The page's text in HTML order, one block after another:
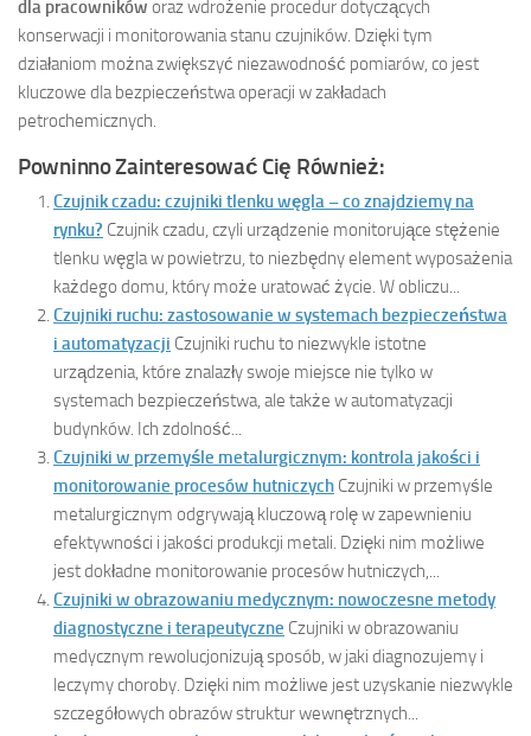
dla pracowników oraz wdrożenie procedur dotyczących
konserwacji i monitorowania stanu czujników. Dzięki tym
działaniom można zwiększyć niezawodność pomiarów, co jest
kluczowe dla bezpieczeństwa operacji w zakładach
petrochemicznych.
Powninno Zainteresować Cię Również:
Czujnik czadu: czujniki tlenku węgla – co znajdziemy na
rynku? Czujnik czadu, czyli urządzenie monitorujące stężenie
tlenku węgla w powietrzu, to niezbędny element wyposażenia
każdego domu, który może uratować życie. W obliczu...
Czujniki ruchu: zastosowanie w systemach bezpieczeństwa
i automatyzacji Czujniki ruchu to niezwykle istotne
urządzenia, które znalazły swoje miejsce nie tylko w
systemach bezpieczeństwa, ale także w automatyzacji
budynków. Ich zdolność...
Czujniki w przemyśle metalurgicznym: kontrola jakości i
monitorowanie procesów hutniczych Czujniki w przemyśle
metalurgicznym odgrywają kluczową rolę w zapewnieniu
efektywności i jakości produkcji metali. Dzięki nim możliwe
jest dokładne monitorowanie procesów hutniczych,...
Czujniki w obrazowaniu medycznym: nowoczesne metody
diagnostyczne i terapeutyczne Czujniki w obrazowaniu
medycznym rewolucjonizują sposób, w jaki diagnozujemy i
leczymy choroby. Dzięki nim możliwe jest uzyskanie niezwykle
szczegółowych obrazów struktur wewnętrznych...